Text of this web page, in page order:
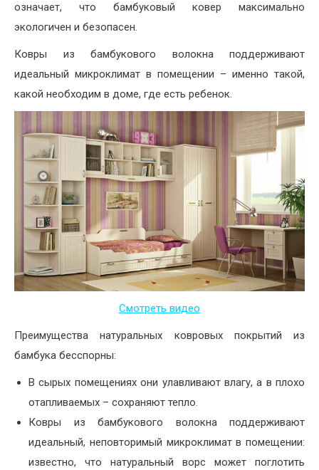
означает, что бамбуковый ковер максимально
экологичен и безопасен.
Ковры из бамбукового волокна поддерживают
идеальный микроклимат в помещении – именно такой,
какой необходим в доме, где есть ребенок.
Смотреть видео
Преимущества натуральных ковровых покрытий из
бамбука бесспорны:
В сырых помещениях они улавливают влагу, а в плохо
отапливаемых – сохраняют тепло.
Ковры из бамбукового волокна поддерживают
идеальный, неповторимый микроклимат в помещении:
известно, что натуральный ворс может поглотить